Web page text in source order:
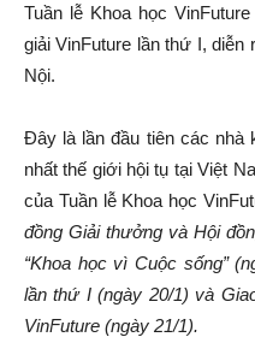
Tuần lễ Khoa học
giải VinFuture lần thứ I, diễn
Nội.
Đây là lần đầu tiên các nhà
nhất thế giới hội tụ tại Việt
của Tuần lễ Khoa học
đồng Giải thưởng và Hội
“Khoa học vì Cuộc sống”
lần thứ I (ngày 20/1) và
VinFuture (ngày 21/1).